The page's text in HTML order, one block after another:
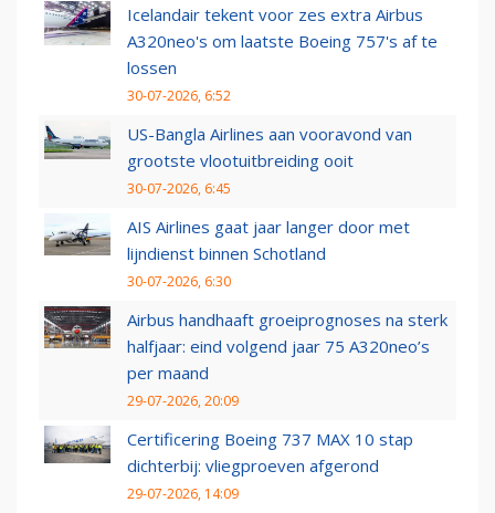
Icelandair tekent voor zes extra Airbus
A320neo's om laatste Boeing 757's af te
lossen
30-07-2026, 6:52
US-Bangla Airlines aan vooravond van
grootste vlootuitbreiding ooit
30-07-2026, 6:45
AIS Airlines gaat jaar langer door met
lijndienst binnen Schotland
30-07-2026, 6:30
Airbus handhaaft groeiprognoses na sterk
halfjaar: eind volgend jaar 75 A320neo’s
per maand
29-07-2026, 20:09
Certificering Boeing 737 MAX 10 stap
dichterbij: vliegproeven afgerond
29-07-2026, 14:09